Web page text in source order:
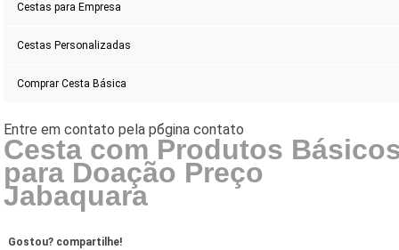
Cestas para Empresa
Cestas Personalizadas
Comprar Cesta Básica
Cesta com Produtos
para Doação Preço
Jabaquara
Gostou? compartilhe!